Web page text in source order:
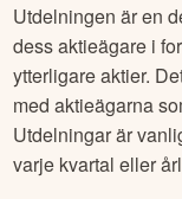
Utdelningen är en
dess aktieägare i
ytterligare aktier.
med aktieägarna
Utdelningar är
varje kvartal eller